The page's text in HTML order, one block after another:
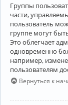
Группы
части,
пользователь
группе могут
Это облегчает
одновременно
например,
пользователям
Вернуться к